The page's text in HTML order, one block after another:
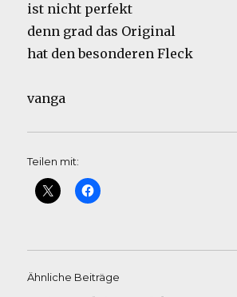
ist nicht perfekt
denn grad das Original
hat den besonderen Fleck
vanga
Teilen mit:
Ähnliche Beiträge